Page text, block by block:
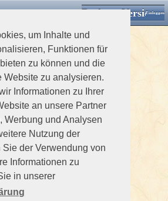
um Inhalte und
Funktionen für
zu können und die
Website zu analysieren.
Informationen zu Ihrer
an unsere Partner
Werbung und Analysen
Nutzung der
der Verwendung von
Informationen zu
in unserer
Desktop VersionEinloggen